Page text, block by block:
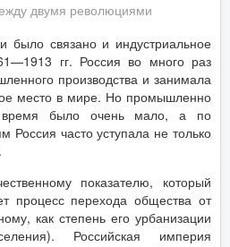
двумя революциями
было связано и индустриальное
гг. Россия во много раз
производства и занимала
место в мире. Но промышленно
время было очень мало, а по
Россия часто уступала не только
показателю, который
процесс перехода общества от
как степень его урбанизации
Российская империя